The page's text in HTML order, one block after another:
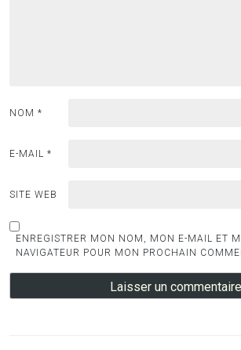
NOM *
E-MAIL *
SITE WEB
ENREGISTRER MON NOM, MON E-MAIL ET
NAVIGATEUR POUR MON PROCHAIN